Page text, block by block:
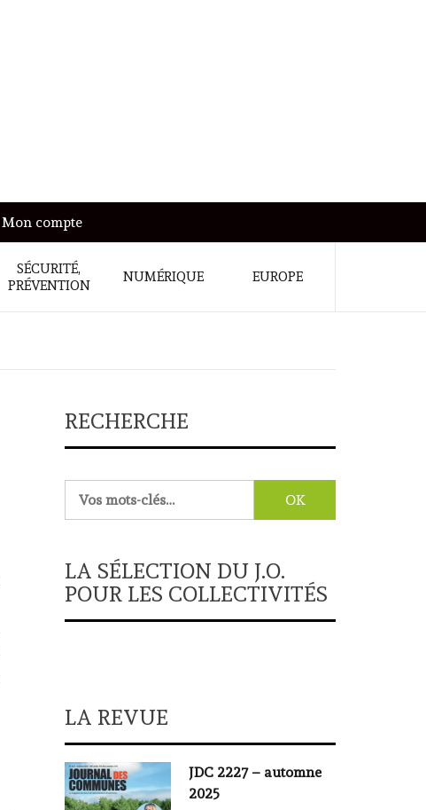
Mon compte
SÉCURITÉ,
PRÉVENTION
NUMÉRIQUE EUROPE
RECHERCHE
LA SÉLECTION DU J.O.
POUR LES COLLECTIVITÉS
LA REVUE
JDC 2227 – automne
2025